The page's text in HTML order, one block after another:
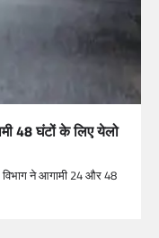
48 घंटों के लिए येलो
विभाग ने आगामी 24 और 48